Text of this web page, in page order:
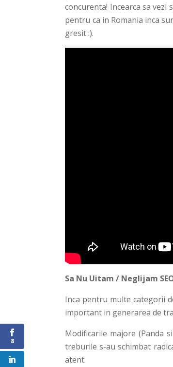
concurenta! Incearca sa vezi
pentru ca in Romania inca
gresit :).
Sa Nu Uitam / Neglijam
Inca pentru multe categorii
important in generarea de
Modificarile majore (Panda
treburile s-au schimbat
atent.
8